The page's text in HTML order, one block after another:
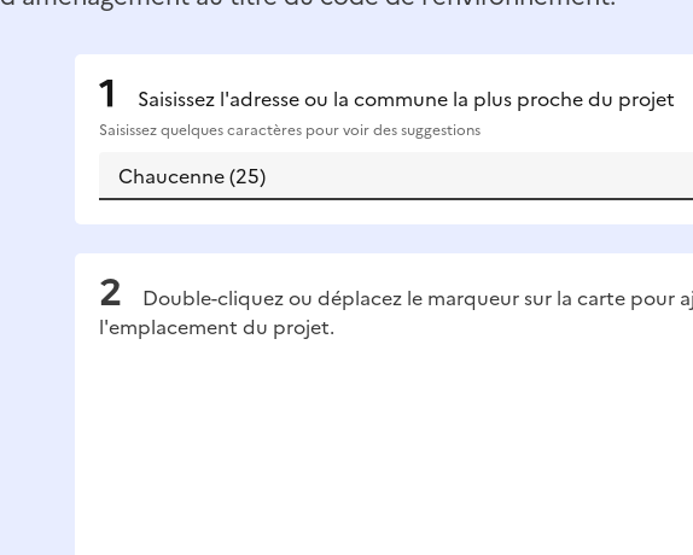
Saisissez l'adresse ou la commune la plus proche du projet
Saisissez quelques caractères pour voir des suggestions
Double-cliquez ou déplacez le marqueur sur la carte pour
l'emplacement du projet.